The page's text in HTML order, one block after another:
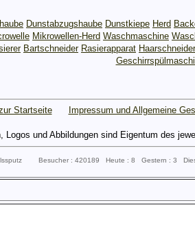
Dunstabzugshaube Dunstkiepe Herd
Mikrowellen-Herd Waschmaschine
Bartschneider Rasierapparat Haarschneider
Startseite Impressum und Allgemeine
Logos und Abbildungen sind Eigentum des
Besucher : 420189 Heute : 8 Gestern : 3